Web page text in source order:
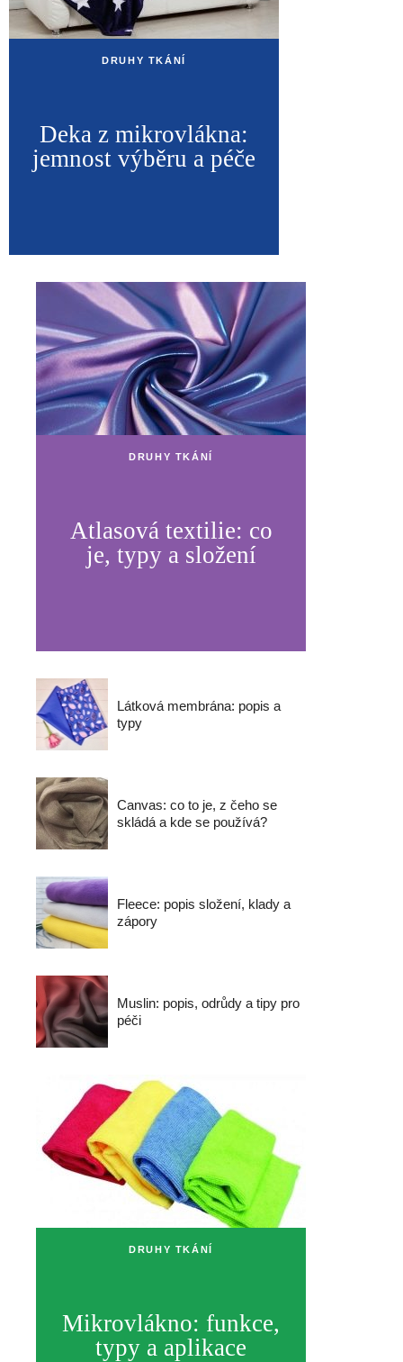
DRUHY TKÁNÍ
Deka z mikrovlákna:
jemnost výběru a péče
DRUHY TKÁNÍ
Atlasová textilie: co
je, typy a složení
Látková membrána: popis a
typy
Canvas: co to je, z čeho se
skládá a kde se používá?
Fleece: popis složení, klady a
zápory
Muslin: popis, odrůdy a tipy pro
péči
DRUHY TKÁNÍ
Mikrovlákno: funkce,
typy a aplikace